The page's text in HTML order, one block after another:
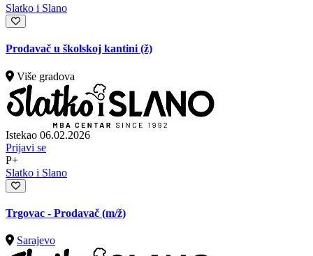
Slatko i Slano
Prodavač u školskoj kantini (ž)
Više gradova
Istekao 06.02.2026
Prijavi se
P+
Slatko i Slano
Trgovac - Prodavač (m/ž)
Sarajevo